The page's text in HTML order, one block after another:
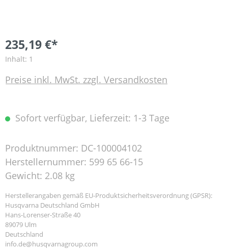
235,19 €*
Inhalt: 1
Preise inkl. MwSt. zzgl. Versandkosten
Sofort verfügbar, Lieferzeit: 1-3 Tage
Produktnummer: DC-100004102
Herstellernummer: 599 65 66-15
Gewicht: 2.08 kg
Herstellerangaben gemäß EU-Produktsicherheitsverordnung (GPSR):
Husqvarna Deutschland GmbH
Hans-Lorenser-Straße 40
89079 Ulm
Deutschland
info.de@husqvarnagroup.com